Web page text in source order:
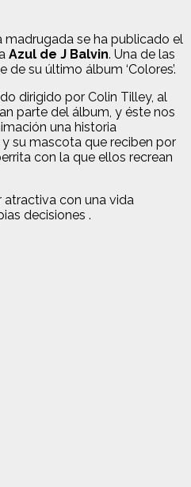
madrugada se ha publicado el
Azul de J Balvin. Una de las
su último álbum ‘Colores’.
dirigido por Colin Tilley, al
parte del álbum, y éste nos
una historia
su mascota que reciben por
con la que ellos recrean
atractiva con una vida
decisiones .